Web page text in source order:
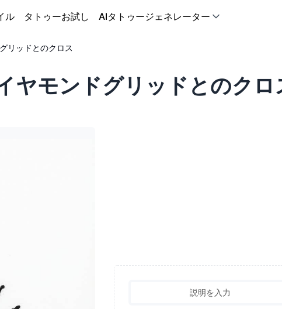
ル タトゥーお試し AIタトゥージェネレーター
リッドとのクロス
ヤモンドグリッドとのクロ
説明を入力